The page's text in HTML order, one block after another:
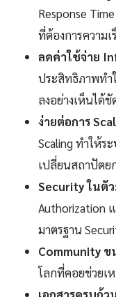
Response
ที่ต้องการความ
ลดค่าใช้จ่าย
ประสิทธิภาพทำ
ลงอย่างเห็นได้
ง่ายต่อการ
Scaling ทำให้ร
เปลี่ยนสถาปัตย
Security ในตั
Authorization
มาตรฐาน
Community
โลกที่คอยช่วยเ
เอกสารครบถ้ว